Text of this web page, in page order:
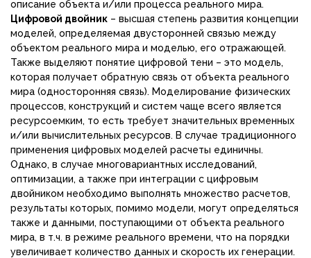
описание объекта и/или процесса реального мира.
Цифровой двойник – высшая степень развития концепции
моделей, определяемая двусторонней связью между
объектом реального мира и моделью, его отражающей.
Также выделяют понятие цифровой тени – это модель,
которая получает обратную связь от объекта реального
мира (односторонняя связь). Моделирование физических
процессов, конструкций и систем чаще всего является
ресурсоемким, то есть требует значительных временных
и/или вычислительных ресурсов. В случае традиционного
применения цифровых моделей расчеты единичны.
Однако, в случае многовариантных исследований,
оптимизации, а также при интеграции с цифровым
двойником необходимо выполнять множество расчетов,
результаты которых, помимо модели, могут определяться
также и данными, поступающими от объекта реального
мира, в т.ч. в режиме реального времени, что на порядки
увеличивает количество данных и скорость их генерации.